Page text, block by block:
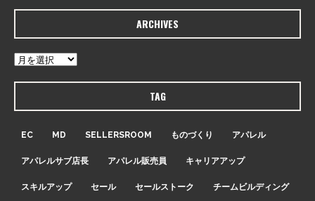
ARCHIVES
TAG
EC MD SELLERSROOM ものづくり アパレル
アパレルサブ店長 アパレル販売員 キャリアアップ
スキルアップ セール セールストーク チームビルディング